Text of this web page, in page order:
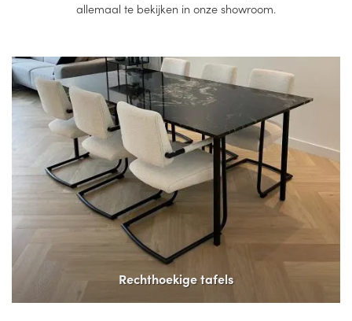
allemaal te bekijken in onze showroom.
Rechthoekige tafels